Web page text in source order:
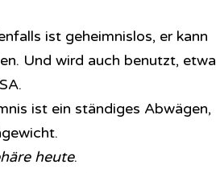
ist geheimnislos, er kann
Und wird auch benutzt, etwa
ist ein ständiges Abwägen,
heute.